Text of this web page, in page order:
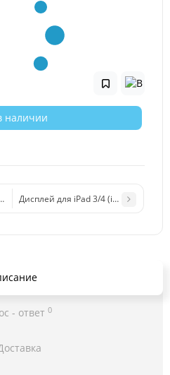
наличии
A1475/A1476) Оригинал
Дисплей для iPad 3/4 (iPad 3-
- ответ 0